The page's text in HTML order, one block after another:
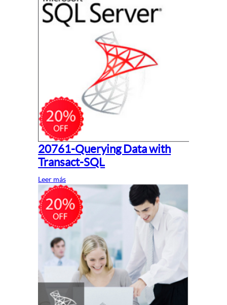
20761-Querying Data with
Transact-SQL
Leer más